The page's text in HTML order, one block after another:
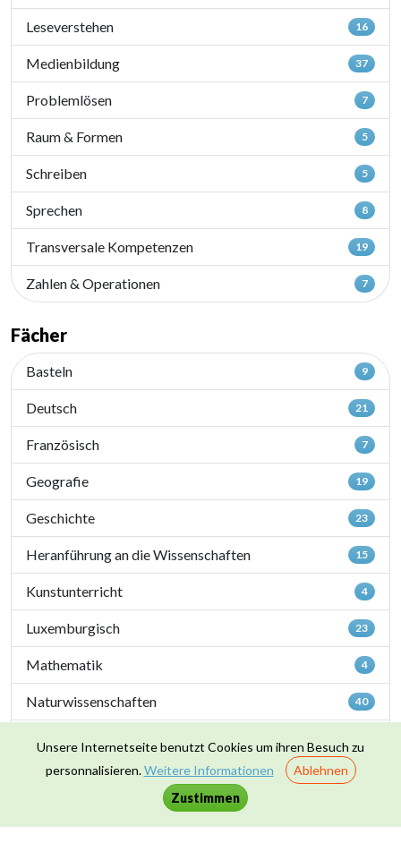
Leseverstehen 16
Medienbildung 37
Problemlösen 7
Raum & Formen 5
Schreiben 5
Sprechen 8
Transversale Kompetenzen 19
Zahlen & Operationen 7
Fächer
Basteln 9
Deutsch 21
Französisch 7
Geografie 19
Geschichte 23
Heranführung an die Wissenschaften 15
Kunstunterricht 4
Luxemburgisch 23
Mathematik 4
Naturwissenschaften 40
Zusammenleben & Werte 16
Unsere Internetseite benutzt Cookies um ihren Besuch zu
personnalisieren.Weitere Informationen
Ablehnen
Zustimmen